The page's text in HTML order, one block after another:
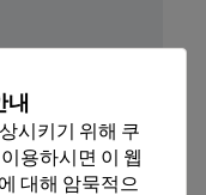
내
시키기 위해 쿠
용하시면 이 웹
대해 암묵적으